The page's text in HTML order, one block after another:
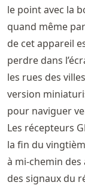
le point avec la
quand même
de cet appareil
perdre dans
les rues des
version
pour naviguer
Les récepteurs
la fin du
à mi-chemin des
des signaux du